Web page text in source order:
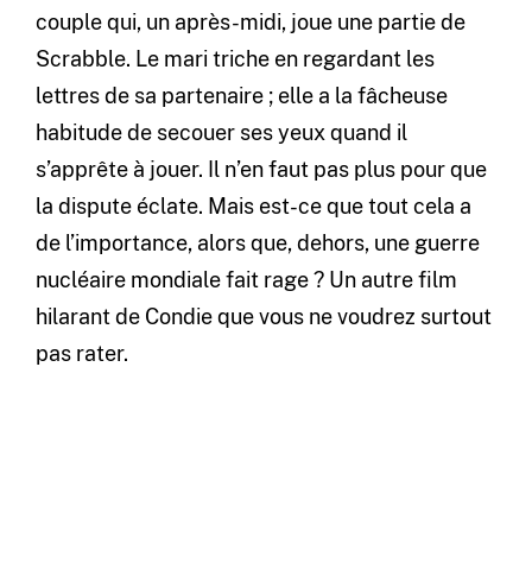
couple qui, un après-midi, joue une partie de
Scrabble. Le mari triche en regardant les
lettres de sa partenaire ; elle a la fâcheuse
habitude de secouer ses yeux quand il
s’apprête à jouer. Il n’en faut pas plus pour que
la dispute éclate. Mais est-ce que tout cela a
de l’importance, alors que, dehors, une guerre
nucléaire mondiale fait rage ? Un autre film
hilarant de Condie que vous ne voudrez surtout
pas rater.